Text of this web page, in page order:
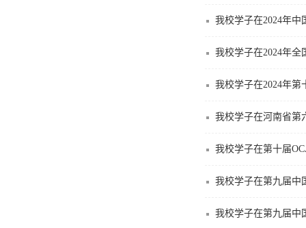
我校学子在2024年
我校学子在2024年
我校学子在2024年第
我校学子在河南省第
我校学子在第十届
我校学子在第九届中
我校学子在第九届中